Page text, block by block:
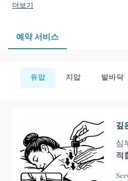
더보기
예약 서비스
유압 지압 발바닥
깊
심
적